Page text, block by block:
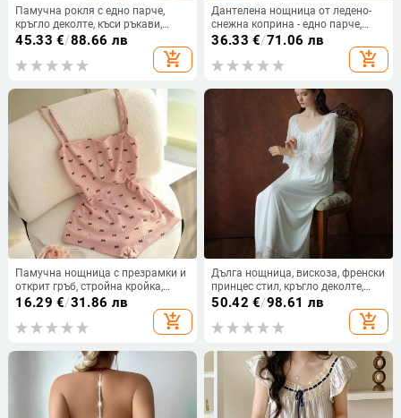
Памучна рокля с едно парче,
кръгло деколте, къси ръкави,
дълга пола, тънък плат,
45.33 €/88.66 лв
add_shopping_cart
Дантелена нощница от ледено-
снежна коприна - едно парче,
висок клас, V-образно деколте,
3/4 ръкави, средна дължина пола
36.33 €/71.06 лв
add_shopping_cart
Памучна нощница с презрамки и
открит гръб, стройна кройка,
принт панделка
16.29 €/31.86 лв
add_shopping_cart
Дълга нощница, вискоза, френски
принцес стил, кръгло деколте,
дълги ръкави, дълга пола
50.42 €/98.61 лв
add_shopping_cart